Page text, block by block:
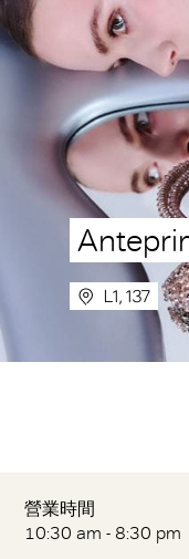
L1, 137
營業時間
10:30 am - 8:30 pm